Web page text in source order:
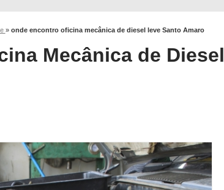
» onde encontro oficina mecânica de diesel leve Santo Amaro
Mecânica de Diesel